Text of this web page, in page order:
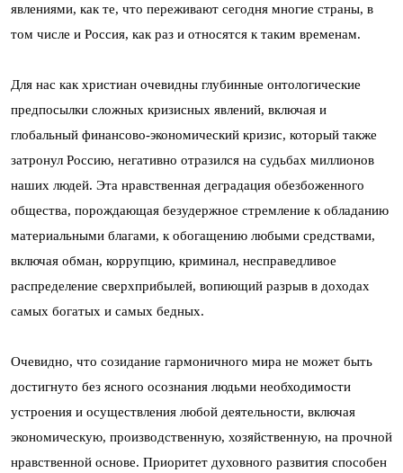
явлениями, как те, что переживают сегодня многие страны, в
том числе и Россия, как раз и относятся к таким временам.
Для нас как христиан очевидны глубинные онтологические
предпосылки сложных кризисных явлений, включая и
глобальный финансово-экономический кризис, который также
затронул Россию, негативно отразился на судьбах миллионов
наших людей. Эта нравственная деградация обезбоженного
общества, порождающая безудержное стремление к обладанию
материальными благами, к обогащению любыми средствами,
включая обман, коррупцию, криминал, несправедливое
распределение сверхприбылей, вопиющий разрыв в доходах
самых богатых и самых бедных.
Очевидно, что созидание гармоничного мира не может быть
достигнуто без ясного осознания людьми необходимости
устроения и осуществления любой деятельности, включая
экономическую, производственную, хозяйственную, на прочной
нравственной основе. Приоритет духовного развития способен